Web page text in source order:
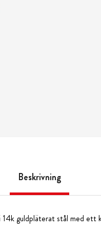
Beskrivning
guldpläterat stål med ett